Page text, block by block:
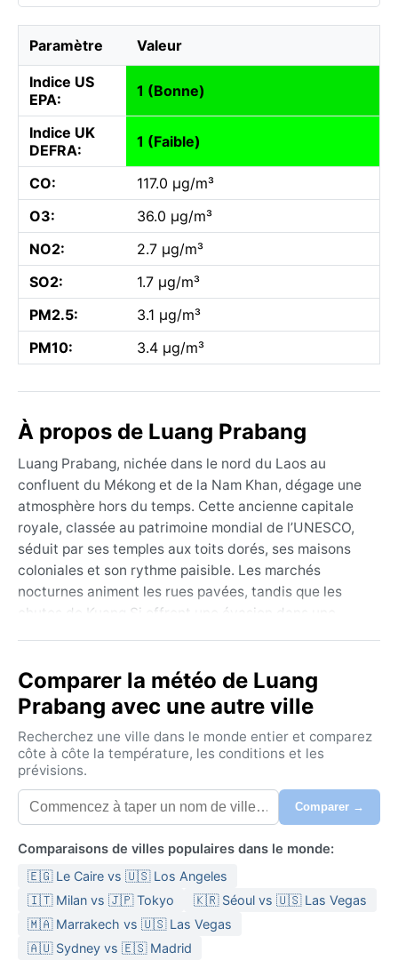
Paramètre Valeur
Indice US
EPA:
1 (Bonne)
Indice UK
DEFRA:
1 (Faible)
CO:
117.0 µg/m³
O3:
36.0 µg/m³
NO2:
2.7 µg/m³
SO2:
1.7 µg/m³
PM2.5:
3.1 µg/m³
PM10:
3.4 µg/m³
À propos de Luang Prabang
Luang Prabang, nichée dans le nord du Laos au
confluent du Mékong et de la Nam Khan, dégage une
atmosphère hors du temps. Cette ancienne capitale
royale, classée au patrimoine mondial de l’UNESCO,
séduit par ses temples aux toits dorés, ses maisons
coloniales et son rythme paisible. Les marchés
nocturnes animent les rues pavées, tandis que les
chutes de Kuang Si offrent une évasion dans une
matin, les moines en robe safran parcourent les
artères pour la quête d’aumônes, un spectacle
empreint de sérénité.
Le climat de Luang Prabang est de type Aw, tropical
de savane, avec une nette alternance entre saison
sèche et saison des pluies. De novembre à février, l’air
est sec et les températures agréables, oscillant
en coton, mais une veste légère est utile le soir. La
saison humide, de mai à octobre, voit des averses
souvent violentes mais brèves, l’humidité grimpe à 80
% et le thermomètre dépasse 35°C. Un parapluie et
des fibres respirantes s’imposent. Le printemps
Comparer la météo de Luang
Prabang avec une autre ville
Recherchez une ville dans le monde entier et comparez
côte à côte la température, les conditions et les
prévisions.
Comparer →
Comparaisons de villes populaires dans le monde:
🇪🇬 Le Caire vs 🇺🇸 Los Angeles
🇮🇹 Milan vs 🇯🇵 Tokyo
🇰🇷 Séoul vs 🇺🇸 Las Vegas
🇲🇦 Marrakech vs 🇺🇸 Las Vegas
🇦🇺 Sydney vs 🇪🇸 Madrid